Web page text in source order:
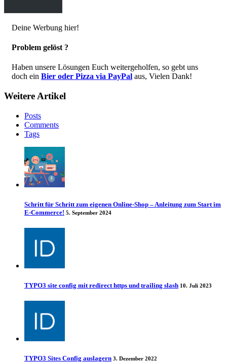
Deine Werbung hier!
Problem gelöst ?
Haben unsere Lösungen Euch weitergeholfen, so gebt uns
doch ein Bier oder Pizza via PayPal aus, Vielen Dank!
Weitere Artikel
Posts
Comments
Tags
Schritt für Schritt zum eigenen Online-Shop – Anleitung zum Start im
E-Commerce! 5. September 2024
TYPO3 site config mit redirect https und trailing slash 10. Juli 2023
TYPO3 Sites Config auslagern 3. Dezember 2022